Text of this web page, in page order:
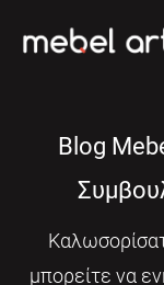
Blog
μπορείτε να